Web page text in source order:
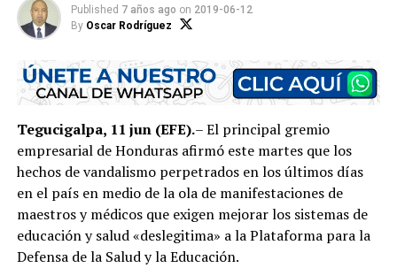
Published 7 años ago on 2019-06-12
By Oscar Rodríguez
Tegucigalpa, 11 jun (EFE).– El principal gremio
empresarial de Honduras afirmó este martes que los
hechos de vandalismo perpetrados en los últimos días
en el país en medio de la ola de manifestaciones de
maestros y médicos que exigen mejorar los sistemas de
educación y salud «deslegitima» a la Plataforma para la
Defensa de la Salud y la Educación.